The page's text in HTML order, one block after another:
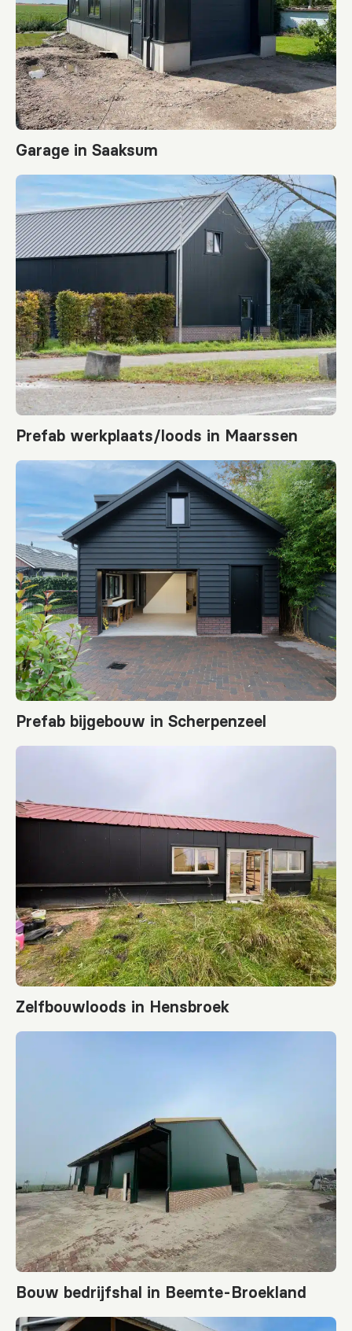
Garage in Saaksum
Prefab werkplaats/loods in Maarssen
Prefab bijgebouw in Scherpenzeel
Zelfbouwloods in Hensbroek
Bouw bedrijfshal in Beemte-Broekland